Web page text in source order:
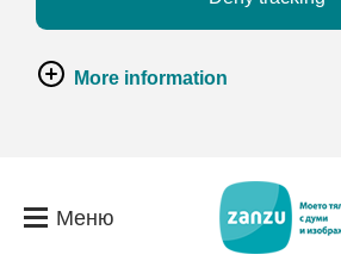
More information
Меню